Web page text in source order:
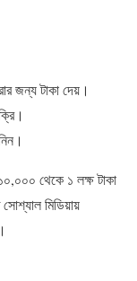
জন্য টাকা দেয়।
থেকে ১ লক্ষ টাকা
মিডিয়ায়